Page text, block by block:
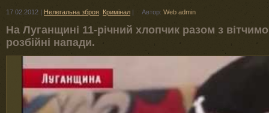
17.02.2012 | Нелегальна зброя Кримінал | Автор: Web admin
На Луганщині 11-річний хлопчик разом з
розбійні напади.